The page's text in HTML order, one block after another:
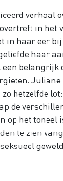
verhaal
in het
in haar eer
haar
belangrijk
hetzelfde
de
op het toneel
te zien